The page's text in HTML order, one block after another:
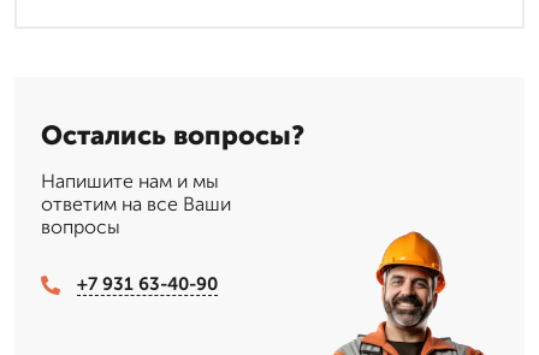
Остались вопросы?
Напишите нам и мы
ответим на все Ваши
вопросы
+7 931 63-40-90